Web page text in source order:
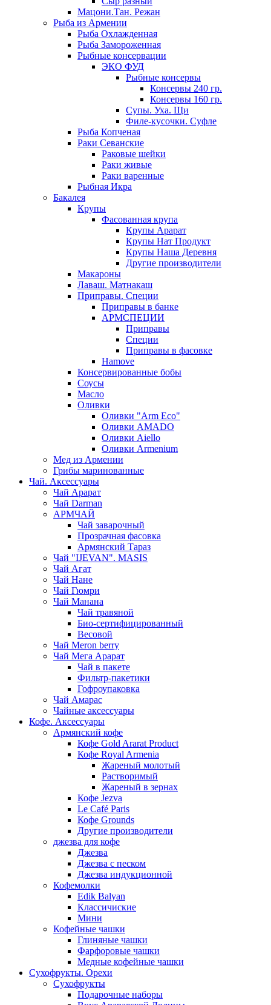
Мацони.Тан. Режан
Рыба из Армении
Рыба Охлажденная
Рыба Замороженная
Рыбные консервации
ЭКО ФУД
Рыбные консервы
Консервы 240 гр.
Консервы 160 гр.
Супы. Уха. Щи
Филе-кусочки. Суфле
Рыба Копченая
Раки Севанские
Раковые шейки
Раки живые
Раки варенные
Рыбная Икра
Бакалея
Крупы
Фасованная крупа
Крупы Арарат
Крупы Нат Продукт
Крупы Наша Деревня
Другие производители
Макароны
Лаваш. Матнакаш
Приправы. Специи
Приправы в банке
АРМСПЕЦИИ
Приправы
Специи
Приправы в фасовке
Hamove
Консервированные бобы
Соусы
Масло
Оливки
Оливки "Arm Eco"
Оливки AMADO
Оливки Aiello
Оливки Armenium
Мед из Армении
Грибы маринованные
Чай. Аксессуары
Чай Арарат
Чай Darman
АРМЧАЙ
Чай заварочный
Прозрачная фасовка
Армянский Тараз
Чай "IJEVAN". MASIS
Чай Агат
Чай Нане
Чай Гюмри
Чай Манана
Чай травяной
Био-сертифицированный
Весовой
Чай Meron berry
Чай Мега Арарат
Чай в пакете
Фильтр-пакетики
Гофроупаковка
Чай Амарас
Чайные аксессуары
Кофе. Аксессуары
Армянский кофе
Кофе Gold Ararat Product
Кофе Royal Armenia
Жареный молотый
Растворимый
Жареный в зернах
Кофе Jezva
Le Café Paris
Кофе Grounds
Другие производители
джезва для кофе
Джезва
Джезва с песком
Джезва индукционной
Кофемолки
Edik Balyan
Классичиские
Мини
Кофейные чашки
Глиняные чашки
Фарфоровые чашки
Медные кофейные чашки
Сухофрукты. Орехи
Сухофрукты
Подарочные наборы